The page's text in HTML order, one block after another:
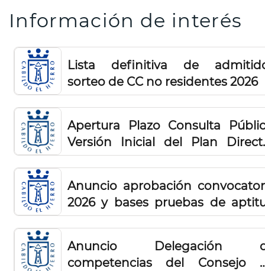
Información de interés
Lista definitiva de
sorteo de CC no residentes 2026
Apertura Plazo Consulta
Versión Inicial del Plan
Insular de Residuos de El
Estratégico
Anuncio aprobación
2026 y bases pruebas de
obtención por primera vez
Hierro.
Anuncio Delegación
competencias del Consejo